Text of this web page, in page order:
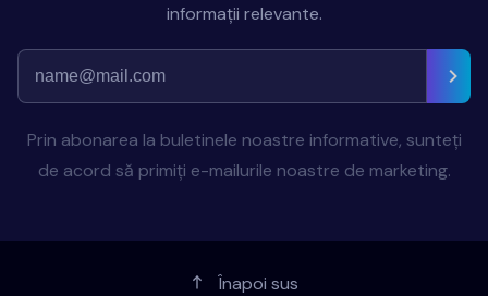
informații relevante.
Prin abonarea la buletinele noastre informative, sunteți
de acord să primiți e-mailurile noastre de marketing.
Înapoi sus